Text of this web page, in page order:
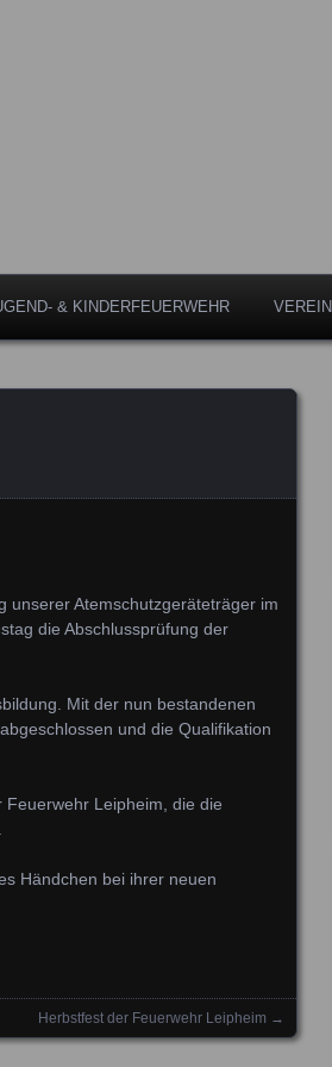
& KINDERFEUERWEHR VEREIN
unserer Atemschutzgeräteträger im
die Abschlussprüfung der
Mit der nun bestandenen
und die Qualifikation
Leipheim, die die
Händchen bei ihrer neuen
Herbstfest der Feuerwehr Leipheim →